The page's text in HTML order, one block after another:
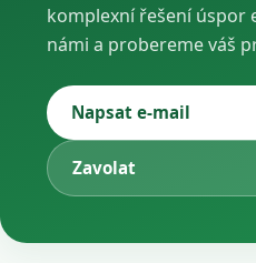
komplexní řešení úspor
námi a probereme váš
Napsat e-mail
Zavolat